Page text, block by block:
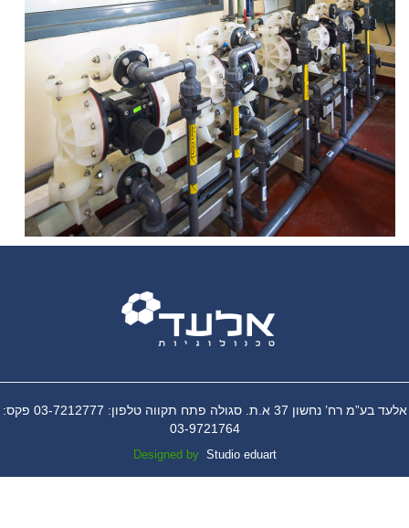
אלעד בע”מ רח’ נחשון 37 א.ת. סגולה פתח תקווה טלפון: 03-7212777 פקס:
03-9721764
Designed by Studio eduart